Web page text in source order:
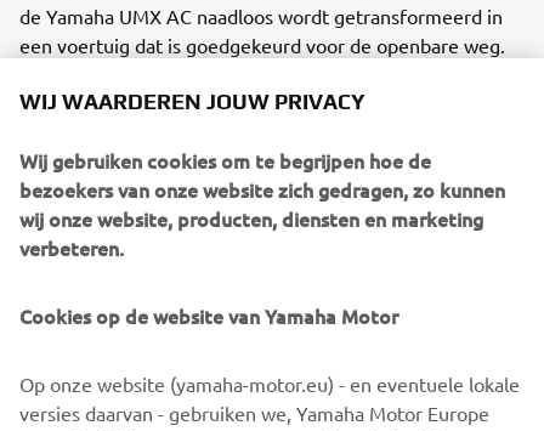
de Yamaha UMX AC naadloos wordt getransformeerd in
een voertuig dat is goedgekeurd voor de openbare weg.
openbare wegen, kampeerterreinen, industrieterreinen
De vier unieke eigenschappen van de UMQ zijn:
Brede 22-inch banden met off-road draadprofiel
voor verbeterde grondspeling en tractie.
Hoogwaardige cabine met opschroefbare
Voldoet aan de Europese typegoedkeuring voor
gebruik op de openbare weg
bezoekers van onze website zich gedragen, zo kunnen
wij onze website, producten, diensten en marketing
verbeteren.
versies daarvan - gebruiken we, Yamaha Motor Europe
N.V., zijn filialen en aanverwante gelieerde bedrijven,